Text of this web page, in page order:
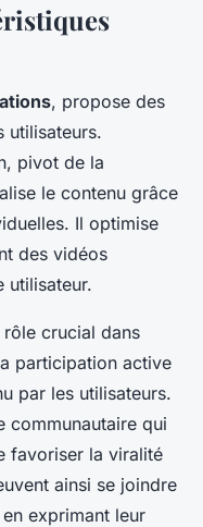
, propose des
utilisateurs.
pivot de la
le contenu grâce
Il optimise
des vidéos
utilisateur.
rôle crucial dans
participation active
par les utilisateurs.
communautaire qui
favoriser la viralité
ainsi se joindre
exprimant leur